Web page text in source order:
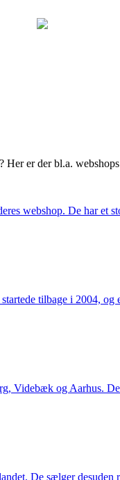
Her er der bl.a.
webshop. De har et
tilbage i 2004, og
og Aarhus.
De sælger